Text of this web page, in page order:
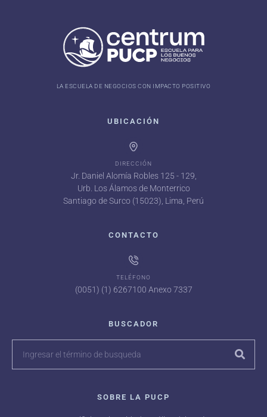
LA ESCUELA DE NEGOCIOS CON IMPACTO POSITIVO
UBICACIÓN
DIRECCIÓN
Jr. Daniel Alomía Robles 125 - 129,
Urb. Los Álamos de Monterrico
Santiago de Surco (15023), Lima, Perú
CONTACTO
TELÉFONO
(0051) (1) 6267100 Anexo 7337
BUSCADOR
SOBRE LA PUCP